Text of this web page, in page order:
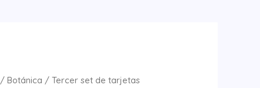
/Botánica / Tercer set de tarjetas